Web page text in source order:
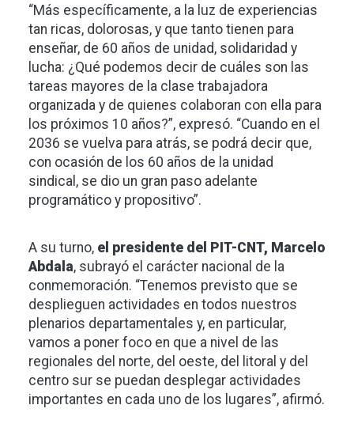
“Más específicamente, a la luz de experiencias
tan ricas, dolorosas, y que tanto tienen para
enseñar, de 60 años de unidad, solidaridad y
lucha: ¿Qué podemos decir de cuáles son las
tareas mayores de la clase trabajadora
organizada y de quienes colaboran con ella para
los próximos 10 años?”, expresó. “Cuando en el
2036 se vuelva para atrás, se podrá decir que,
con ocasión de los 60 años de la unidad
sindical, se dio un gran paso adelante
programático y propositivo”.
A su turno, el presidente del PIT-CNT, Marcelo
Abdala, subrayó el carácter nacional de la
conmemoración. “Tenemos previsto que se
desplieguen actividades en todos nuestros
plenarios departamentales y, en particular,
vamos a poner foco en que a nivel de las
regionales del norte, del oeste, del litoral y del
centro sur se puedan desplegar actividades
importantes en cada uno de los lugares”, afirmó.